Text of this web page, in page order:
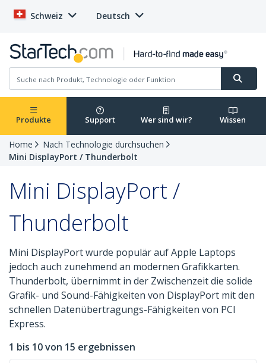
Schweiz Deutsch
Produkte Support Wer sind wir? Wissen
Home
Nach Technologie durchsuchen
Mini DisplayPort / Thunderbolt
Mini DisplayPort /
Thunderbolt
Mini DisplayPort wurde populär auf Apple Laptops
jedoch auch zunehmend an modernen Grafikkarten.
Thunderbolt, übernimmt in der Zwischenzeit die solide
Grafik- und Sound-Fähigkeiten von DisplayPort mit den
schnellen Datenübertragungs-Fähigkeiten von PCI
Express.
1 bis 10 von 15 ergebnissen